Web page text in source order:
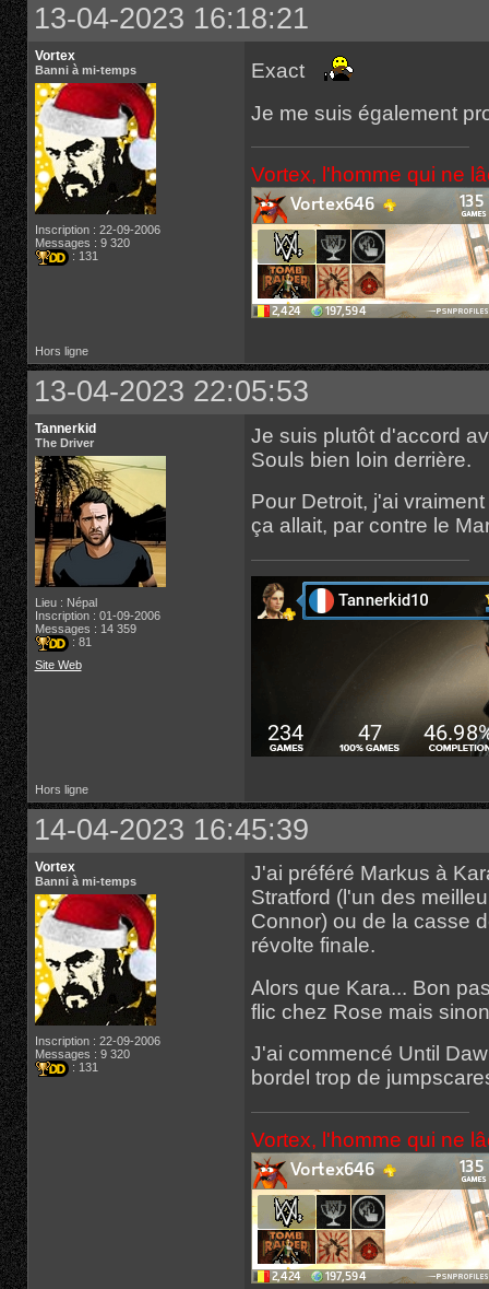
13-04-2023 16:18:21
Vortex
Banni à mi-temps
Inscription : 22-09-2006
Messages : 9 320
: 131
Exact
Je me suis également
Vortex, l'homme qui ne
Hors ligne
13-04-2023 22:05:53
Tannerkid
The Driver
Lieu : Népal
Inscription : 01-09-2006
Messages : 14 359
: 81
Site Web
Je suis plutôt d'accord
Souls bien loin derrière.
Pour Detroit, j'ai
ça allait, par contre le
Hors ligne
14-04-2023 16:45:39
Vortex
Banni à mi-temps
Inscription : 22-09-2006
Messages : 9 320
: 131
J'ai préféré Markus à
Stratford (l'un des
Connor) ou de la casse
révolte finale.
Alors que Kara... Bon
flic chez Rose mais
J'ai commencé Until
bordel trop de
Vortex, l'homme qui ne